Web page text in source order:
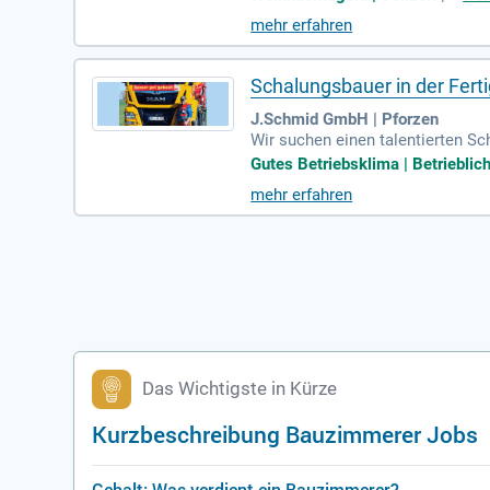
n in Bachmehring und
technischen Arbeitsmitteln
elfältige Aufgaben,
mehr erfahren
Schalungsbauer in der
J.Schmid GmbH | Pforzen
Wir suchen einen talentierten
Betonfertigteilschalungen sowie
merer oder Betonbauer mit
s, einschließlich Zuschüssen
Entscheidungswegen und
Gutes Betriebsklima |
mehr erfahren
Das Wichtigste in Kürze
Kurzbeschreibung Bauzimmerer Jobs